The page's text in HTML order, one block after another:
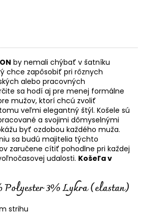
by nemali chýbať v šatníku
chce zapôsobiť pri rôznych
alebo pracovných
sa hodí aj pre menej formálne
mužov, ktorí chcú zvoliť
veľmi elegantný štýl. Košele sú
a svojimi dômyselnými
byť ozdobou každého muža.
sa budú majitelia týchto
zaručene cítiť pohodlne pri každej
udalosti. Košeľa v
strihu